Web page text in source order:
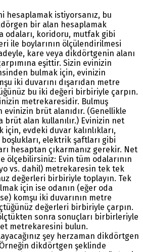
hesaplamak istiyorsanız, bu
bir alan hesaplamak
odaları, koridoru, mutfak gibi
ile boylarının ölçülendirilmesi
kare veya dikdörtgenin alanı
eşittir. Sizin evinizin
bulmak için, evinizin
iki duvarını dışarıdan metre
bu iki değeri birbiriyle çarpın.
metrekaresidir. Bulmuş
evinizin brüt alanıdır. (Genellikle
brüt alan kullanılır.) Evinizin net
evdeki duvar kalınlıkları,
elektrik şaftları gibi
hesaptan çıkarmanız gerekir. Net
ölçebilirsiniz: Evin tüm odalarının
vs. dahil) metrekaresin tek tek
değerleri birbiriyle toplayın. Tek
için ise odanın (eğer oda
komşu iki duvarının metre
değerleri birbiriyle çarpın.
sonra sonuçları birbirleriyle
metrekaresini bulun.
şey herzaman dikdörtgen
dikdörtgen şeklinde